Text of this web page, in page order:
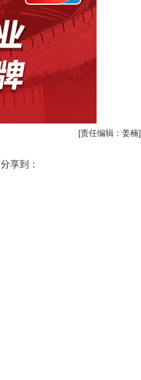
[责任编辑：姜楠]
分享到：